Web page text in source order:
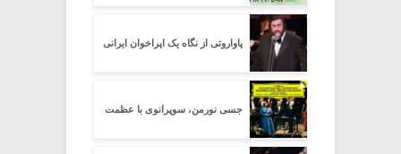
پاواروتی از نگاه یک اپراخوان ایرانی
جسی نورمن، سوپرانوی با عظمت